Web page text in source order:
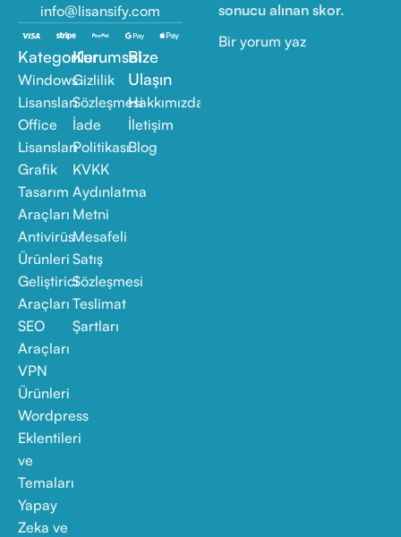
info@lisansify.com
Kategoriler
Windows
Lisansları
Office
Lisansları
Grafik
Tasarım
Araçları
Antivirüs
Ürünleri
Geliştirici
Araçları
SEO
Araçları
VPN
Ürünleri
Wordpress
Eklentileri
ve
Temaları
Yapay
Zeka ve
Kurumsal
Gizlilik
Sözleşmesi
İade
Politikası
KVKK
Aydınlatma
Metni
Mesafeli
Satış
Sözleşmesi
Teslimat
Şartları
Bize
Ulaşın
Hakkımızda
İletişim
Blog
sonucu alınan skor.
Bir yorum yaz